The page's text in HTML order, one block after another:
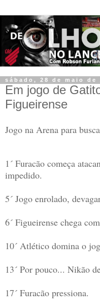
sábado, 28 de maio de
Em jogo de
Figueirense
Jogo na Arena para
1´ Furacão começa
impedido.
5´ Jogo enrolado,
6´ Figueirense chega
10´ Atlético domina o
13´ Por pouco... Nikão
17´ Furacão pressiona.